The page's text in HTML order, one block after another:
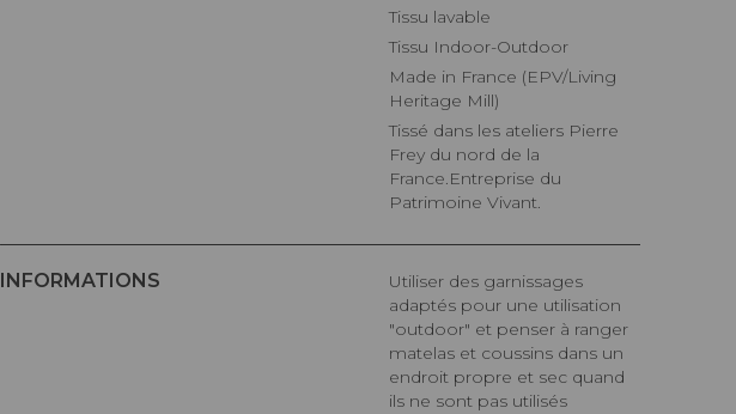
Tissu lavable
Tissu Indoor-Outdoor
Made in France (EPV/Living
Heritage Mill)
Tissé dans les ateliers Pierre
Frey du nord de la
France.Entreprise du
Patrimoine Vivant.
INFORMATIONS
Utiliser des garnissages
adaptés pour une utilisation
"outdoor" et penser à ranger
matelas et coussins dans un
endroit propre et sec quand
ils ne sont pas utilisés